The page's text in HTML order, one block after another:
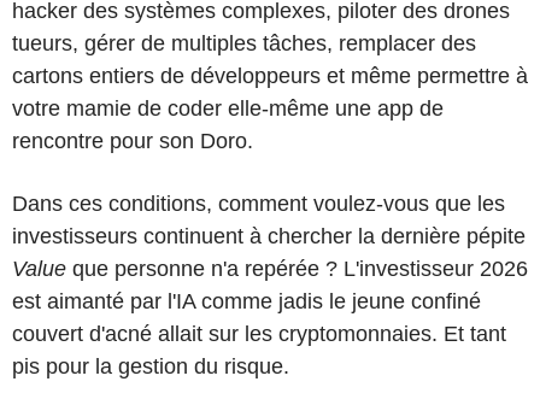
hacker des systèmes complexes, piloter des drones
tueurs, gérer de multiples tâches, remplacer des
cartons entiers de développeurs et même permettre à
votre mamie de coder elle-même une app de
rencontre pour son Doro.
Dans ces conditions, comment voulez-vous que les
investisseurs continuent à chercher la dernière pépite
Value que personne n'a repérée ? L'investisseur 2026
est aimanté par l'IA comme jadis le jeune confiné
couvert d'acné allait sur les cryptomonnaies. Et tant
pis pour la gestion du risque.